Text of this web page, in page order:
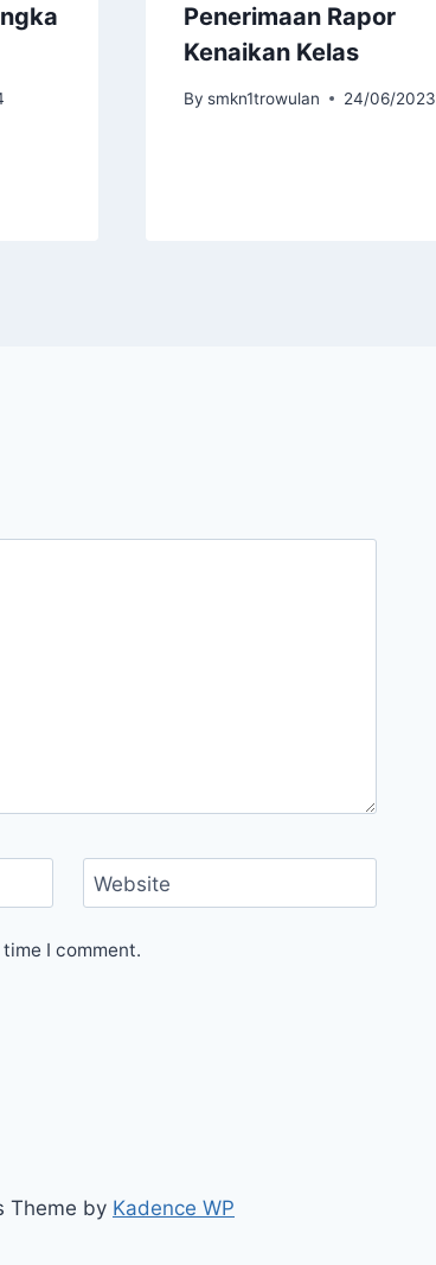
Penerimaan Rapor
Kenaikan Kelas
By smkn1trowulan 24/06/2023
Website
I comment.
Theme by Kadence WP